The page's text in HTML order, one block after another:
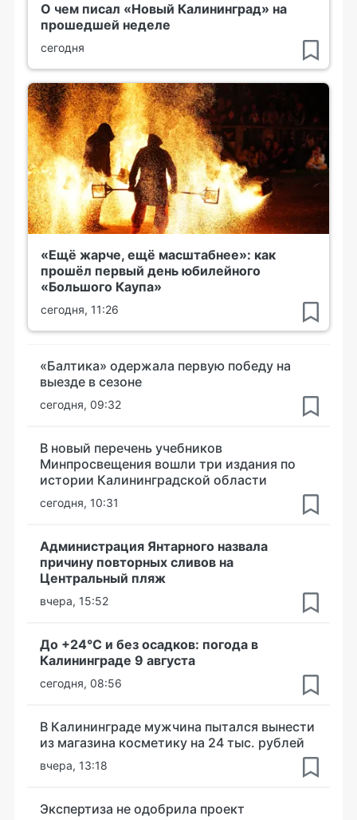
О чем писал «Новый Калининград» на
прошедшей неделе
сегодня
«Ещё жарче, ещё масштабнее»: как
прошёл первый день юбилейного
«Большого Каупа»
сегодня, 11:26
«Балтика» одержала первую победу на
выезде в сезоне
сегодня, 09:32
В новый перечень учебников
Минпросвещения вошли три издания по
истории Калининградской области
сегодня, 10:31
Администрация Янтарного назвала
причину повторных сливов на
Центральный пляж
вчера, 15:52
До +24°С и без осадков: погода в
Калининграде 9 августа
сегодня, 08:56
В Калининграде мужчина пытался вынести
из магазина косметику на 24 тыс. рублей
вчера, 13:18
Экспертиза не одобрила проект